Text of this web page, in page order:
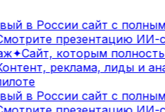
в России сайт с полным
презентацию ИИ-
✦Сайт, которым
реклама, лиды и
в России сайт с полным